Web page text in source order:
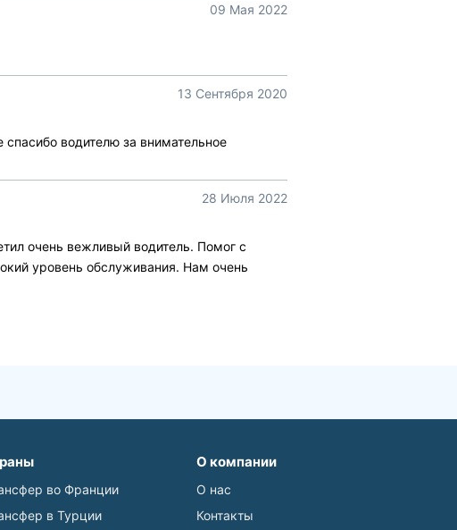
09 Мая 2022
13 Сентября 2020
водителю за внимательное
28 Июля 2022
очень вежливый водитель. Помог с
уровень обслуживания. Нам очень
во Франции
в Турции
О компании
О нас
Контакты